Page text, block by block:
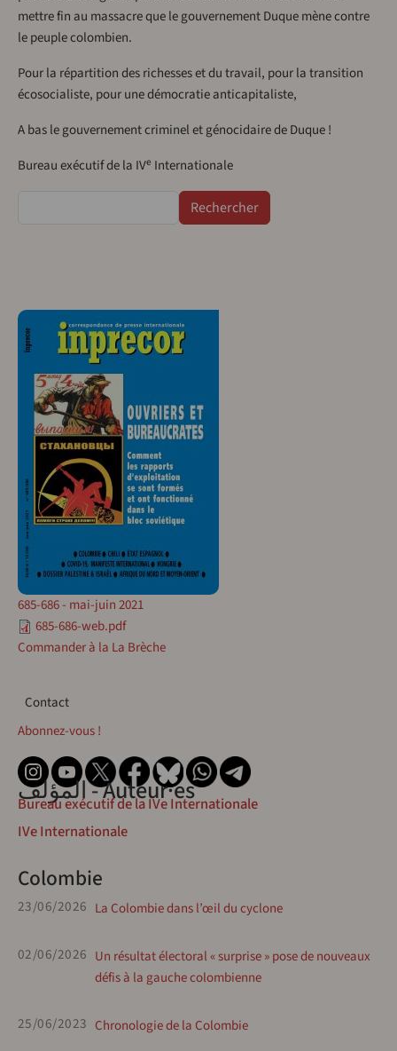
mettre fin au massacre que le gouvernement Duque mène contre
le peuple colombien.
Pour la répartition des richesses et du travail, pour la transition
écosocialiste, pour une démocratie anticapitaliste,
A bas le gouvernement criminel et génocidaire de Duque !
Bureau exécutif de la IVe Internationale
685-686 - mai-juin 2021
685-686-web.pdf
Commander à la La Brèche
Contact
Contact
Abonnez-vous !
المؤلف - Auteur·es
Bureau exécutif de la IVe Internationale
IVe Internationale
Colombie
23/06/2026 La Colombie dans l’œil du cyclone
02/06/2026 Un résultat électoral « surprise » pose de nouveaux
défis à la gauche colombienne
25/06/2023 Chronologie de la Colombie